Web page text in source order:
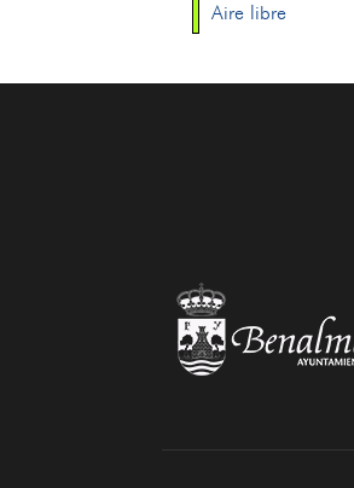
Aire libre